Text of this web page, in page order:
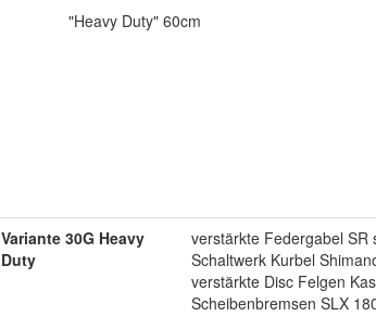
"Heavy Duty" 60cm
Variante 30G Heavy
Duty
verstärkte Federgabel SR
Schaltwerk Kurbel
verstärkte Disc Felgen
Scheibenbremsen SLX